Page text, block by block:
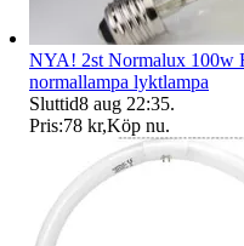
NYA! 2st Normalux 100w
normallampa lyktlampa
Sluttid8 aug 22:35.
Pris:78 kr,Köp nu.